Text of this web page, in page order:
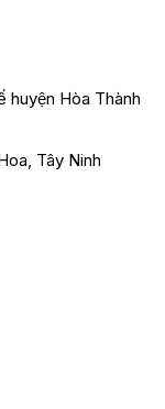
Hòa Thành
Tây Ninh